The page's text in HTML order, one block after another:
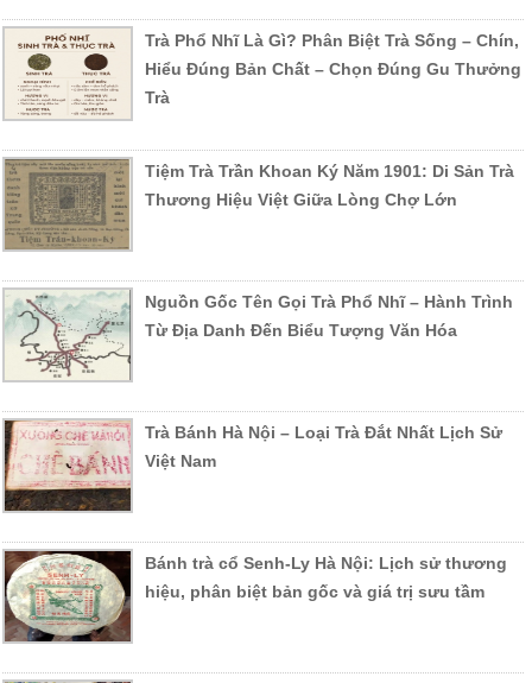
Trà Phổ Nhĩ Là Gì? Phân Biệt Trà Sống – Chín,
Hiểu Đúng Bản Chất – Chọn Đúng Gu Thưởng
Trà
Tiệm Trà Trần Khoan Ký Năm 1901: Di Sản Trà
Thương Hiệu Việt Giữa Lòng Chợ Lớn
Nguồn Gốc Tên Gọi Trà Phổ Nhĩ – Hành Trình
Từ Địa Danh Đến Biểu Tượng Văn Hóa
Trà Bánh Hà Nội – Loại Trà Đắt Nhất Lịch Sử
Việt Nam
Bánh trà cổ Senh-Ly Hà Nội: Lịch sử thương
hiệu, phân biệt bản gốc và giá trị sưu tầm